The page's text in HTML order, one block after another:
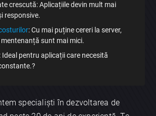
crescută: Aplicațiile devin mult mai
responsive.
: Cu mai puține cereri la server,
sunt mai mici.
Ideal pentru aplicații care necesită
specialiști în dezvoltarea de